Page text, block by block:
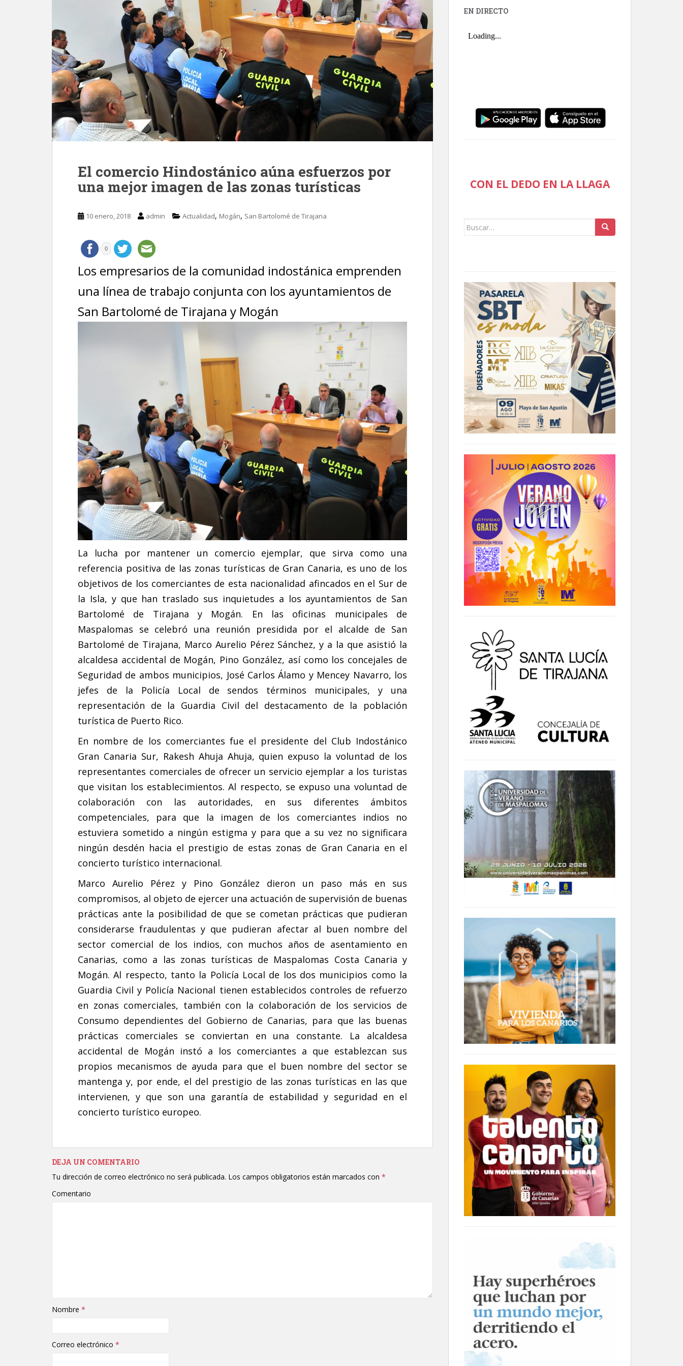
El comercio Hindostánico aúna esfuerzos por
una mejor imagen de las zonas turísticas
10 enero, 2018 admin Actualidad, Mogán, San Bartolomé de Tirajana
0
Los empresarios de la comunidad indostánica emprenden
una línea de trabajo conjunta con los ayuntamientos de
San Bartolomé de Tirajana y Mogán
La lucha por mantener un comercio ejemplar, que sirva como una
referencia positiva de las zonas turísticas de Gran Canaria, es uno de los
objetivos de los comerciantes de esta nacionalidad afincados en el Sur de
la Isla, y que han traslado sus inquietudes a los ayuntamientos de San
Bartolomé de Tirajana y Mogán. En las oficinas municipales de
Maspalomas se celebró una reunión presidida por el alcalde de San
Bartolomé de Tirajana, Marco Aurelio Pérez Sánchez, y a la que asistió la
alcaldesa accidental de Mogán, Pino González, así como los concejales de
Seguridad de ambos municipios, José Carlos Álamo y Mencey Navarro, los
jefes de la Policía Local de sendos términos municipales, y una
representación de la Guardia Civil del destacamento de la población
turística de Puerto Rico.
En nombre de los comerciantes fue el presidente del Club Indostánico
Gran Canaria Sur, Rakesh Ahuja Ahuja, quien expuso la voluntad de los
representantes comerciales de ofrecer un servicio ejemplar a los turistas
que visitan los establecimientos. Al respecto, se expuso una voluntad de
colaboración con las autoridades, en sus diferentes ámbitos
competenciales, para que la imagen de los comerciantes indios no
estuviera sometido a ningún estigma y para que a su vez no significara
ningún desdén hacia el prestigio de estas zonas de Gran Canaria en el
concierto turístico internacional.
Marco Aurelio Pérez y Pino González dieron un paso más en sus
compromisos, al objeto de ejercer una actuación de supervisión de buenas
prácticas ante la posibilidad de que se cometan prácticas que pudieran
considerarse fraudulentas y que pudieran afectar al buen nombre del
sector comercial de los indios, con muchos años de asentamiento en
Canarias, como a las zonas turísticas de Maspalomas Costa Canaria y
Mogán. Al respecto, tanto la Policía Local de los dos municipios como la
Guardia Civil y Policía Nacional tienen establecidos controles de refuerzo
en zonas comerciales, también con la colaboración de los servicios de
Consumo dependientes del Gobierno de Canarias, para que las buenas
prácticas comerciales se conviertan en una constante. La alcaldesa
accidental de Mogán instó a los comerciantes a que establezcan sus
propios mecanismos de ayuda para que el buen nombre del sector se
mantenga y, por ende, el del prestigio de las zonas turísticas en las que
intervienen, y que son una garantía de estabilidad y seguridad en el
concierto turístico europeo.
DEJA UN COMENTARIO
Tu dirección de correo electrónico no será publicada. Los campos obligatorios están marcados con *
Comentario
Nombre *
Correo electrónico *
EN DIRECTO
CON EL DEDO EN LA LLAGA
Buscar: